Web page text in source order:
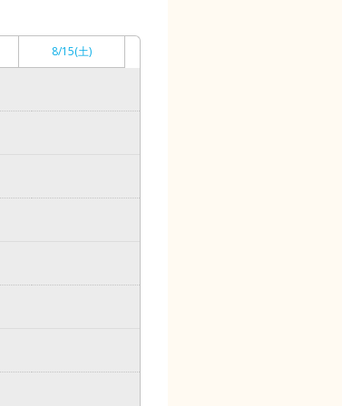
8/15(土)